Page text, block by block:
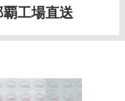
工場直送